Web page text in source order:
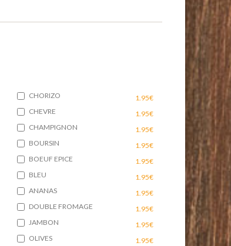
CHORIZO
1.95€
CHEVRE
1.95€
CHAMPIGNON
1.95€
BOURSIN
1.95€
BOEUF EPICE
1.95€
BLEU
1.95€
ANANAS
1.95€
DOUBLE FROMAGE
1.95€
JAMBON
1.95€
OLIVES
1.95€